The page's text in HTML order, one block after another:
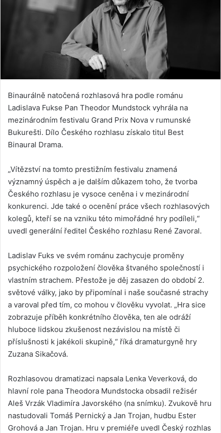
Binaurálně natočená rozhlasová hra podle románu
Ladislava Fukse Pan Theodor Mundstock vyhrála na
mezinárodním festivalu Grand Prix Nova v rumunské
Bukurešti. Dílo Českého rozhlasu získalo titul Best
Binaural Drama.
„Vítězství na tomto prestižním festivalu znamená
významný úspěch a je dalším důkazem toho, že tvorba
Českého rozhlasu je vysoce ceněna i v mezinárodní
konkurenci. Jde také o ocenění práce všech rozhlasových
kolegů, kteří se na vzniku této mimořádné hry podíleli,“
uvedl generální ředitel Českého rozhlasu René Zavoral.
Ladislav Fuks ve svém románu zachycuje proměny
psychického rozpoložení člověka štvaného společností i
vlastním strachem. Přestože je děj zasazen do období 2.
světové války, jako by připomínal i naše současné strachy
a varoval před tím, co mohou v člověku vyvolat. „Hra sice
zobrazuje příběh konkrétního člověka, ten ale odráží
hluboce lidskou zkušenost nezávislou na místě či
příslušnosti k jakékoli skupině,“ říká dramaturgyně hry
Zuzana Sikačová.
Rozhlasovou dramatizaci napsala Lenka Veverková, do
hlavní role pana Theodora Mundstocka obsadil režisér
Aleš Vrzák Vladimíra Javorského (na snímku). Zvukově hru
nastudovali Tomáš Pernický a Jan Trojan, hudbu Ester
Grohová a Jan Trojan. Hru v premiéře uvedl Český rozhlas